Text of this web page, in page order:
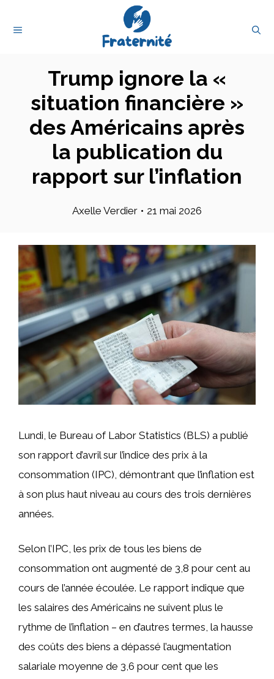
MENU
Trump ignore la «
situation financière »
des Américains après
la publication du
rapport sur l’inflation
Axelle Verdier • 21 mai 2026
Lundi, le Bureau of Labor Statistics (BLS) a publié
son rapport d’avril sur l’indice des prix à la
consommation (IPC), démontrant que l’inflation est
à son plus haut niveau au cours des trois dernières
années.
Selon l’IPC, les prix de tous les biens de
consommation ont augmenté de 3,8 pour cent au
cours de l’année écoulée. Le rapport indique que
les salaires des Américains ne suivent plus le
rythme de l’inflation – en d’autres termes, la hausse
des coûts des biens a dépassé l’augmentation
salariale moyenne de 3,6 pour cent que les